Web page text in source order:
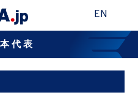
EN
代表